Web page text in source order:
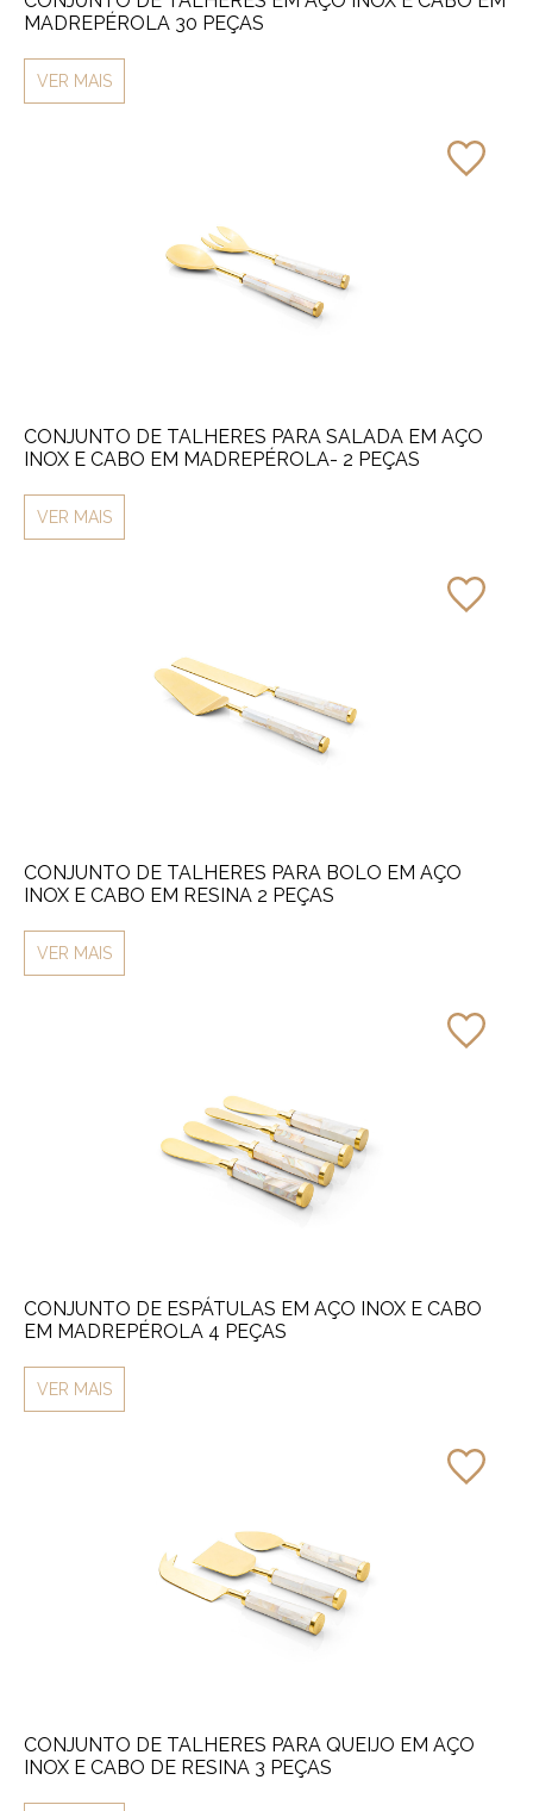
MADREPÉROLA 30 PEÇAS
VER MAIS
CONJUNTO DE TALHERES PARA SALADA EM AÇO
INOX E CABO EM MADREPÉROLA- 2 PEÇAS
VER MAIS
CONJUNTO DE TALHERES PARA BOLO EM AÇO
INOX E CABO EM RESINA 2 PEÇAS
VER MAIS
CONJUNTO DE ESPÁTULAS EM AÇO INOX E CABO
EM MADREPÉROLA 4 PEÇAS
VER MAIS
CONJUNTO DE TALHERES PARA QUEIJO EM AÇO
INOX E CABO DE RESINA 3 PEÇAS